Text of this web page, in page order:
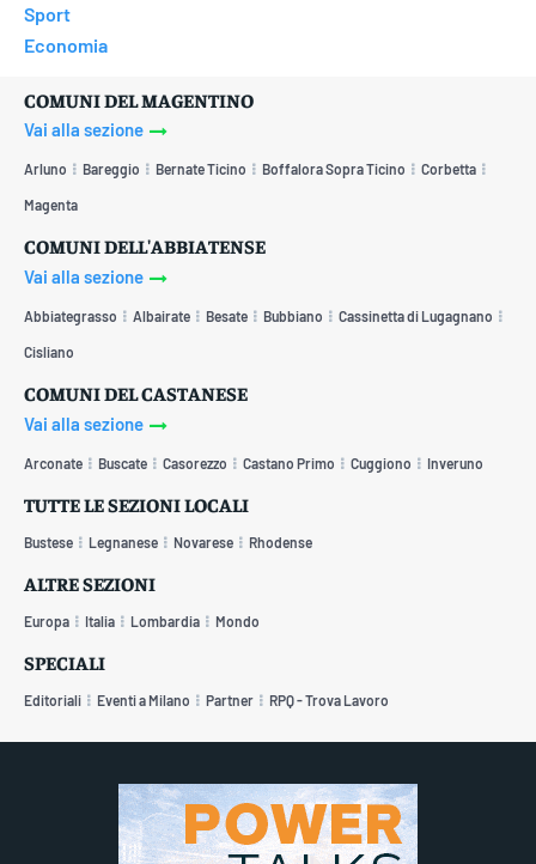
Sport
Economia
COMUNI DEL MAGENTINO
Vai alla sezione
Arluno Bareggio Bernate Ticino Boffalora Sopra Ticino Corbetta
Magenta
COMUNI DELL'ABBIATENSE
Vai alla sezione
Abbiategrasso Albairate Besate Bubbiano Cassinetta di Lugagnano
Cisliano
COMUNI DEL CASTANESE
Vai alla sezione
Arconate Buscate Casorezzo Castano Primo Cuggiono Inveruno
TUTTE LE SEZIONI LOCALI
Bustese Legnanese Novarese Rhodense
ALTRE SEZIONI
Europa Italia Lombardia Mondo
SPECIALI
Editoriali Eventi a Milano Partner RPQ - Trova Lavoro